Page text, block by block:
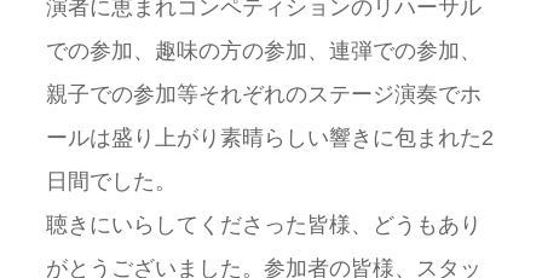
演者に恵まれコンペティションのリハーサル
での参加、趣味の方の参加、連弾での参加、
親子での参加等それぞれのステージ演奏でホ
ールは盛り上がり素晴らしい響きに包まれた2
日間でした。
聴きにいらしてくださった皆様、どうもあり
がとうございました。参加者の皆様、スタッ